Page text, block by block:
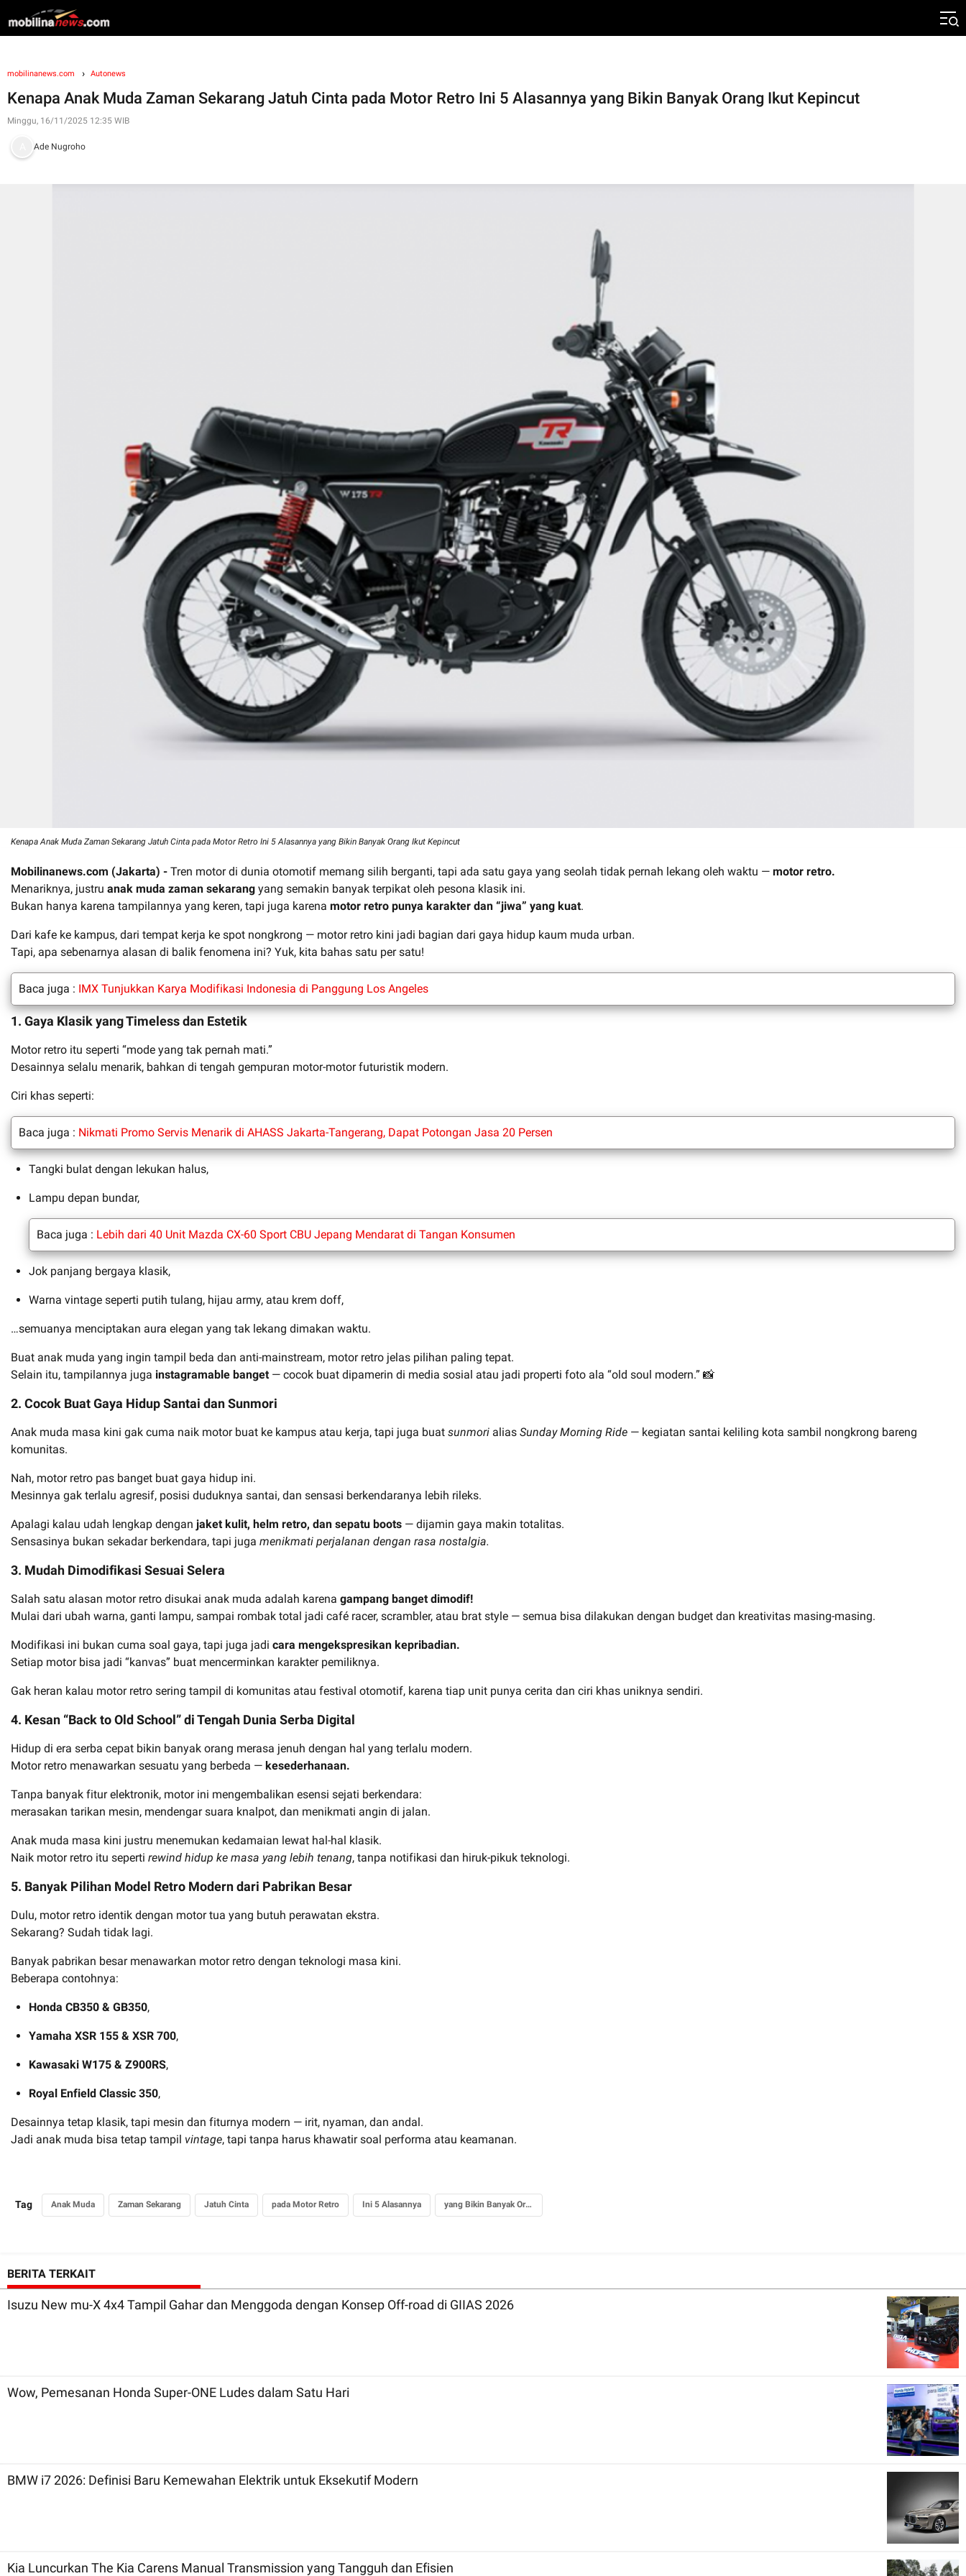
mobilinanews.com Autonews
Kenapa Anak Muda Zaman Sekarang Jatuh Cinta pada Motor Retro Ini 5 Alasannya yang Bikin Banyak Orang Ikut Kepincut
Minggu, 16/11/2025 12:35 WIB
Ade Nugroho
Kenapa Anak Muda Zaman Sekarang Jatuh Cinta pada Motor Retro Ini 5 Alasannya yang Bikin Banyak Orang Ikut Kepincut
Mobilinanews.com (Jakarta) - Tren motor di dunia otomotif memang silih berganti, tapi ada satu gaya yang seolah tidak pernah lekang oleh waktu — motor retro.
Menariknya, justru anak muda zaman sekarang yang semakin banyak terpikat oleh pesona klasik ini.
Bukan hanya karena tampilannya yang keren, tapi juga karena motor retro punya karakter dan “jiwa” yang kuat.
Dari kafe ke kampus, dari tempat kerja ke spot nongkrong — motor retro kini jadi bagian dari gaya hidup kaum muda urban.
Tapi, apa sebenarnya alasan di balik fenomena ini? Yuk, kita bahas satu per satu!
Baca juga : IMX Tunjukkan Karya Modifikasi Indonesia di Panggung Los Angeles
1. Gaya Klasik yang Timeless dan Estetik
Motor retro itu seperti “mode yang tak pernah mati.”
Desainnya selalu menarik, bahkan di tengah gempuran motor-motor futuristik modern.
Ciri khas seperti:
Baca juga : Nikmati Promo Servis Menarik di AHASS Jakarta-Tangerang, Dapat Potongan Jasa 20 Persen
Tangki bulat dengan lekukan halus,
Lampu depan bundar,
Baca juga : Lebih dari 40 Unit Mazda CX-60 Sport CBU Jepang Mendarat di Tangan Konsumen
Jok panjang bergaya klasik,
Warna vintage seperti putih tulang, hijau army, atau krem doff,
…semuanya menciptakan aura elegan yang tak lekang dimakan waktu.
Buat anak muda yang ingin tampil beda dan anti-mainstream, motor retro jelas pilihan paling tepat.
Selain itu, tampilannya juga instagramable banget— cocok buat dipamerin di media sosial atau jadi properti foto ala “old soul modern.” 📸
2. Cocok Buat Gaya Hidup Santai dan Sunmori
Anak muda masa kini gak cuma naik motor buat ke kampus atau kerja, tapi juga buat sunmori alias Sunday Morning Ride — kegiatan santai keliling kota sambil nongkrong bareng
komunitas.
Nah, motor retro pas banget buat gaya hidup ini.
Mesinnya gak terlalu agresif, posisi duduknya santai, dan sensasi berkendaranya lebih rileks.
Apalagi kalau udah lengkap dengan jaket kulit, helm retro, dan sepatu boots — dijamin gaya makin totalitas.
Sensasinya bukan sekadar berkendara, tapi juga menikmati perjalanan dengan rasa nostalgia.
3. Mudah Dimodifikasi Sesuai Selera
Salah satu alasan motor retro disukai anak muda adalah karena gampang banget dimodif!
Mulai dari ubah warna, ganti lampu, sampai rombak total jadi café racer, scrambler, atau brat style — semua bisa dilakukan dengan budget dan kreativitas masing-masing.
Modifikasi ini bukan cuma soal gaya, tapi juga jadi cara mengekspresikan kepribadian.
Setiap motor bisa jadi “kanvas” buat mencerminkan karakter pemiliknya.
Gak heran kalau motor retro sering tampil di komunitas atau festival otomotif, karena tiap unit punya cerita dan ciri khas uniknya sendiri.
4. Kesan “Back to Old School” di Tengah Dunia Serba Digital
Hidup di era serba cepat bikin banyak orang merasa jenuh dengan hal yang terlalu modern.
Motor retro menawarkan sesuatu yang berbeda — kesederhanaan.
Tanpa banyak fitur elektronik, motor ini mengembalikan esensi sejati berkendara:
merasakan tarikan mesin, mendengar suara knalpot, dan menikmati angin di jalan.
Anak muda masa kini justru menemukan kedamaian lewat hal-hal klasik.
Naik motor retro itu seperti rewind hidup ke masa yang lebih tenang, tanpa notifikasi dan hiruk-pikuk teknologi.
5. Banyak Pilihan Model Retro Modern dari Pabrikan Besar
Dulu, motor retro identik dengan motor tua yang butuh perawatan ekstra.
Sekarang? Sudah tidak lagi.
Banyak pabrikan besar menawarkan motor retro dengan teknologi masa kini.
Beberapa contohnya:
Honda CB350 & GB350,
Yamaha XSR 155 & XSR 700,
Kawasaki W175 & Z900RS,
Royal Enfield Classic 350,
Desainnya tetap klasik, tapi mesin dan fiturnya modern — irit, nyaman, dan andal.
Jadi anak muda bisa tetap tampil vintage, tapi tanpa harus khawatir soal performa atau keamanan.
Tag Anak Muda Zaman Sekarang Jatuh Cinta pada Motor Retro Ini 5 Alasannya yang Bikin Banyak Orang Ikut Kepincut
BERITA TERKAIT
Isuzu New mu-X 4x4 Tampil Gahar dan Menggoda dengan Konsep Off-road di GIIAS 2026
Wow, Pemesanan Honda Super-ONE Ludes dalam Satu Hari
BMW i7 2026: Definisi Baru Kemewahan Elektrik untuk Eksekutif Modern
Kia Luncurkan The Kia Carens Manual Transmission yang Tangguh dan Efisien